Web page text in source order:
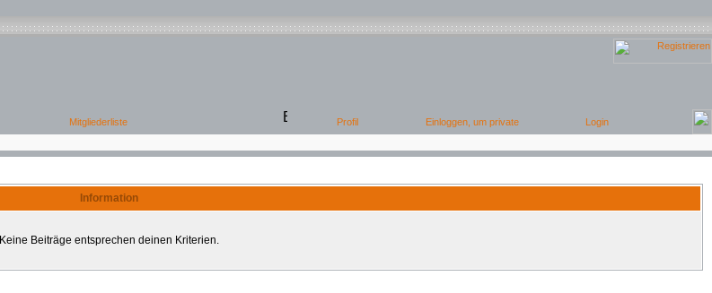
Information
Keine Beiträge entsprechen deinen Kriterien.